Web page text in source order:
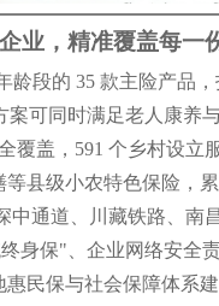
业，精准覆盖每一
龄段的 35 款主险产品
可同时满足老人康养
覆盖，591 个乡村设立
县级小农特色保险，
中通道、川藏铁路、南
身保"、企业网络安全
民保与社会保障体系